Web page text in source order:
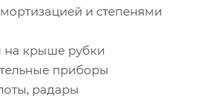
и степенями
на крыше рубки
приборы
радары